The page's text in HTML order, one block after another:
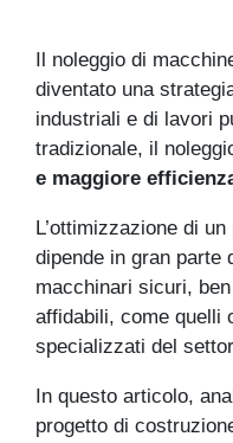
Il noleggio di
diventato una
industriali e di lavori
tradizionale, il
e maggiore
L’ottimizzazione di
dipende in gran parte
macchinari sicuri,
affidabili, come quelli
specializzati del
In questo articolo,
progetto di